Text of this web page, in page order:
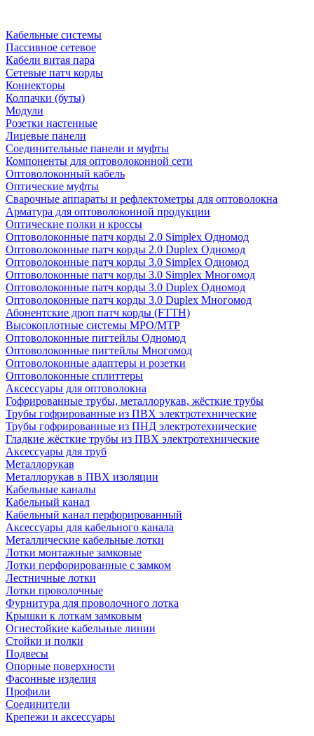
Кабельные системы
Пассивное сетевое
Кабели витая пара
Сетевые патч корды
Коннекторы
Колпачки (буты)
Модули
Розетки настенные
Лицевые панели
Соединительные панели и муфты
Компоненты для оптоволоконной сети
Оптоволоконный кабель
Оптические муфты
Сварочные аппараты и рефлектометры для оптоволокна
Арматура для оптоволоконной продукции
Оптические полки и кроссы
Оптоволоконные патч корды 2.0 Simplex Одномод
Оптоволоконные патч корды 2.0 Duplex Одномод
Оптоволоконные патч корды 3.0 Simplex Одномод
Оптоволоконные патч корды 3.0 Simplex Многомод
Оптоволоконные патч корды 3.0 Duplex Одномод
Оптоволоконные патч корды 3.0 Duplex Многомод
Абонентские дроп патч корды (FTTH)
Высокоплотные системы MPO/MTP
Оптоволоконные пигтейлы Одномод
Оптоволоконные пигтейлы Многомод
Оптоволоконные адаптеры и розетки
Оптоволоконные сплиттеры
Аксессуары для оптоволокна
Гофрированные трубы, металлорукав, жёсткие трубы
Трубы гофрированные из ПВХ электротехнические
Трубы гофрированные из ПНД электротехнические
Гладкие жёсткие трубы из ПВХ электротехнические
Аксессуары для труб
Металлорукав
Металлорукав в ПВХ изоляции
Кабельные каналы
Кабельный канал
Кабельный канал перфорированный
Аксессуары для кабельного канала
Металлические кабельные лотки
Лотки монтажные замковые
Лотки перфорированные с замком
Лестничные лотки
Лотки проволочные
Фурнитура для проволочного лотка
Крышки к лоткам замковым
Огнестойкие кабельные линии
Стойки и полки
Подвесы
Опорные поверхности
Фасонные изделия
Профили
Соединители
Крепежи и аксессуары